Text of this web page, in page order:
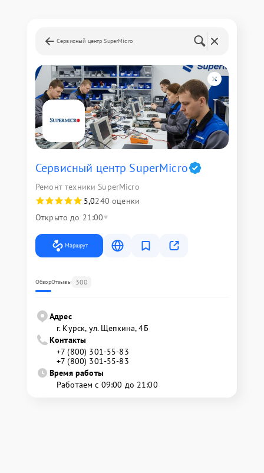
Сервисный центр SuperMicro
Сервисный центр SuperMicro
Ремонт техники SuperMicro
5,0240 оценки
Открыто до 21:00
Маршрут
ОбзорОтзывы 300
Адрес
г. Курск, ул. Щепкина, 4Б
Контакты
+7 (800) 301-55-83
+7 (800) 301-55-83
Время работы
Работаем с 09:00 до 21:00